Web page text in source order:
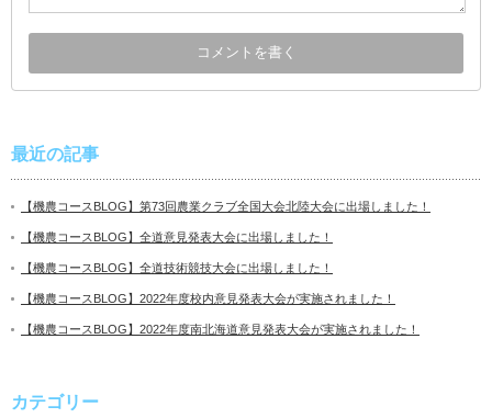
最近の記事
【機農コースBLOG】第73回農業クラブ全国大会北陸大会に出場しました！
【機農コースBLOG】全道意見発表大会に出場しました！
【機農コースBLOG】全道技術競技大会に出場しました！
【機農コースBLOG】2022年度校内意見発表大会が実施されました！
【機農コースBLOG】2022年度南北海道意見発表大会が実施されました！
カテゴリー